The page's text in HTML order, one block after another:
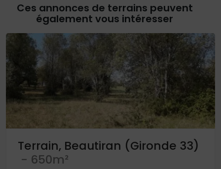
Ces annonces de terrains peuvent
également vous intéresser
Terrain, Beautiran (Gironde 33)
- 650m²